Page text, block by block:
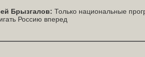
Брызгалов: Только национальные
Россию вперед